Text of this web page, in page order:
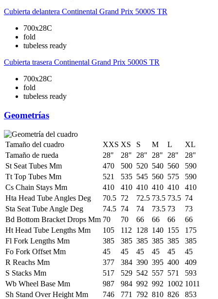
Cubierta delantera Continental Grand Prix 5000S TR
700x28C
fold
tubeless ready
Cubierta trasera Continental Grand Prix 5000S TR
700x28C
fold
tubeless ready
Geometrías
Tamaño del cuadro XXS XS S M L
XL
Tamaño de rueda
28" 28" 28" 28" 28"
28"
St Seat Tubes Mm
470 500 520 540 560
590
Tt Top Tubes Mm
521 535 545 560 575
590
Cs Chain Stays Mm
410 410 410 410 410
410
Hta Head Tube Angles Deg
70.5 72 72.5 73.5 73.5 74
Sta Seat Tube Angle Deg
74.5 74 74 73.5 73
73
Bd Bottom Bracket Drops Mm 70 70 66 66 66
66
Ht Head Tube Lengths Mm
105 112 128 140 155
175
Fl Fork Lengths Mm
385 385 385 385 385
385
Fo Fork Offset Mm
45 45 45 45 45
45
R Reachs Mm
377 384 390 395 400
409
S Stacks Mm
517 529 542 557 571
593
Wb Wheel Base Mm
987 984 992 992 1002 1011
Sh Stand Over Height Mm
746 771 792 810 826
853